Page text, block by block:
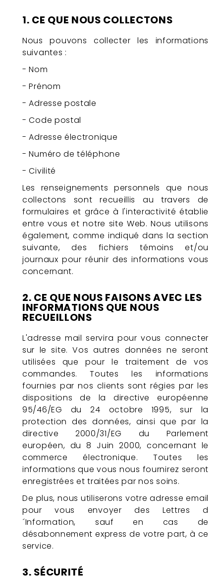
1. CE QUE NOUS COLLECTONS
Nous pouvons collecter les informations
suivantes :
- Nom
- Prénom
- Adresse postale
- Code postal
- Adresse électronique
- Numéro de téléphone
- Civilité
Les renseignements personnels que nous
collectons sont recueillis au travers de
formulaires et grâce à l'interactivité établie
entre vous et notre site Web. Nous utilisons
également, comme indiqué dans la section
suivante, des fichiers témoins et/ou
journaux pour réunir des informations vous
concernant.
2. CE QUE NOUS FAISONS AVEC LES
INFORMATIONS QUE NOUS
RECUEILLONS
L'adresse mail servira pour vous connecter
sur le site. Vos autres données ne seront
utilisées que pour le traitement de vos
commandes. Toutes les informations
fournies par nos clients sont régies par les
dispositions de la directive européenne
95/46/EG du 24 octobre 1995, sur la
protection des données, ainsi que par la
directive 2000/31/EG du Parlement
européen, du 8 Juin 2000, concernant le
commerce électronique. Toutes les
informations que vous nous fournirez seront
enregistrées et traitées par nos soins.
De plus, nous utiliserons votre adresse email
pour vous envoyer des Lettres d
´Information, sauf en cas de
désabonnement express de votre part, à ce
service.
3. SÉCURITÉ